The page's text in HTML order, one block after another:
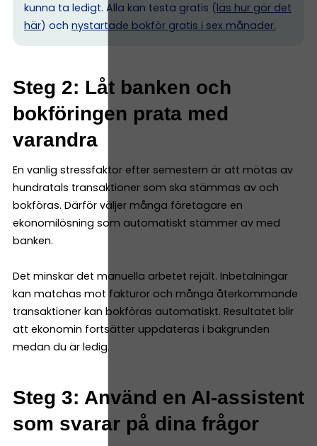
kunna ta ledigt. Alla kan testa gratis (läs hur gör det
här) och nystartade bokför gratis i sex månader.
Steg 2: Låt banken och
bokföringen prata med
varandra
En vanlig stressfaktor efter semestern är att mötas av
hundratals transaktioner som ska stämmas av och
bokföras. Därför väljer många företagare en
ekonomilösning som automatiskt stämmer av med
banken.
Det minskar det manuella arbetet rejält. Inbetalningar
kan matchas mot fakturor och många återkommande
transaktioner kan bokföras automatiskt. Resultatet blir
att ekonomin fortsätter uppdateras i bakgrunden
medan du är ledig.
Steg 3: Använd en AI-assistent
som svarar på dina frågor